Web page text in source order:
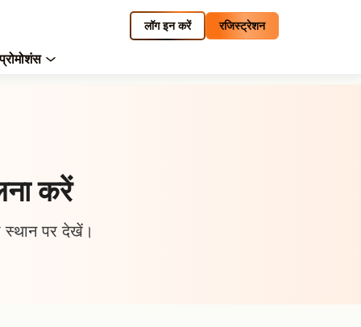
लॉग इन करें रजिस्ट्रेशन
प्रोमोशंस
करें
पर देखें।